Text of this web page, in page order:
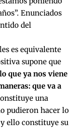
Enunciados
del
es equivalente
supone que
que ya nos viene
que va a
una
pudieron hacer lo
ello constituye su